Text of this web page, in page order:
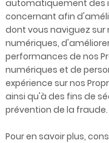
automatiquement des
concernant afin
dont vous naviguez sur
numériques,
performances de nos
numériques et de
expérience sur nos
ainsi qu'à des fins de
prévention de la fraude.
Pour en savoir plus,